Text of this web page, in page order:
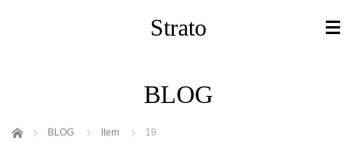
Strato
BLOG
ホーム BLOG Item 19